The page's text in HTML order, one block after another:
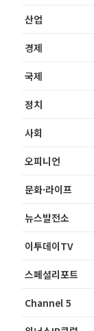
산업
경제
국제
정치
사회
오피니언
문화·라이프
뉴스발전소
이투데이TV
스페셜리포트
Channel 5